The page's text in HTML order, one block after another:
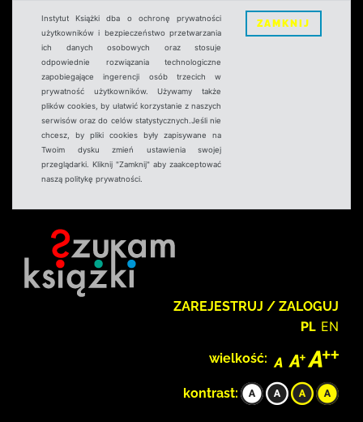
Instytut Książki dba o ochronę prywatności
użytkowników i bezpieczeństwo przetwarzania
ich danych osobowych oraz stosuje
odpowiednie rozwiązania technologiczne
zapobiegające ingerencji osób trzecich w
prywatność użytkowników. Używamy także
plików cookies, by ułatwić korzystanie z naszych
serwisów oraz do celów statystycznych.Jeśli nie
chcesz, by pliki cookies były zapisywane na
Twoim dysku zmień ustawienia swojej
przeglądarki. Kliknij "Zamknij" aby zaakceptować
naszą politykę prywatności.
ZAMKNIJ
ZAREJESTRUJ / ZALOGUJ
PL EN
wielkość:
kontrast: